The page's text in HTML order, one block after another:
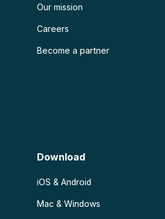
Our mission
Careers
Become a partner
Download
iOS & Android
Mac & Windows